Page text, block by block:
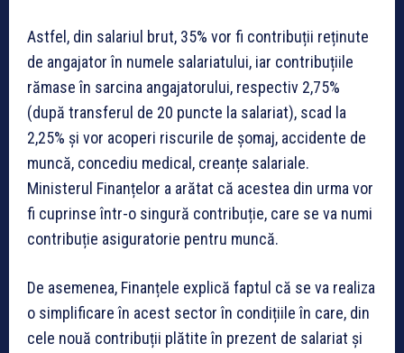
Astfel, din salariul brut, 35% vor fi contribuții reținute
de angajator în numele salariatului, iar contribuțiile
rămase în sarcina angajatorului, respectiv 2,75%
(după transferul de 20 puncte la salariat), scad la
2,25% și vor acoperi riscurile de șomaj, accidente de
muncă, concediu medical, creanțe salariale.
Ministerul Finanțelor a arătat că acestea din urma vor
fi cuprinse într-o singură contribuție, care se va numi
contribuție asiguratorie pentru muncă.
De asemenea, Finanțele explică faptul că se va realiza
o simplificare în acest sector în condițiile în care, din
cele nouă contribuții plătite în prezent de salariat și